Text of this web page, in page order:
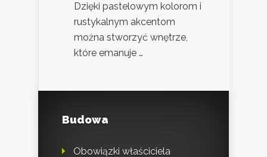
Dzięki pastelowym kolorom i
rustykalnym akcentom
można stworzyć wnętrze,
które emanuje …
Budowa
Obowiązki właściciela